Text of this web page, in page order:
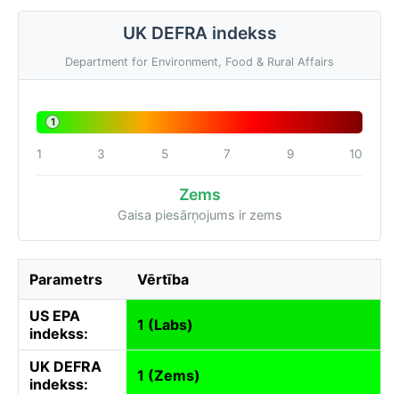
UK DEFRA indekss
Department for Environment, Food & Rural Affairs
1
1 3 5 7 9 10
Zems
Gaisa piesārņojums ir zems
Parametrs Vērtība
US EPA
indekss:
1 (Labs)
UK DEFRA
indekss:
1 (Zems)